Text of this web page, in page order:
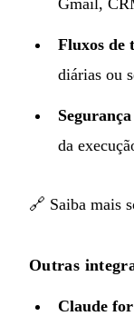
Fluxos de
diárias ou
Segurança
da
🔗 Saiba mais
Outras
Claude